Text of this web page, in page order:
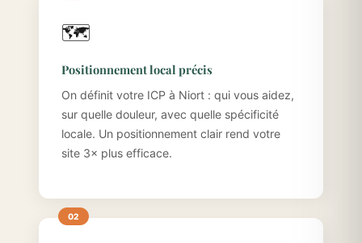
🗺️
Positionnement local précis
On définit votre ICP à Niort : qui vous aidez,
sur quelle douleur, avec quelle spécificité
locale. Un positionnement clair rend votre
site 3× plus efficace.